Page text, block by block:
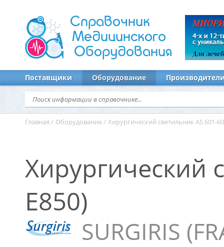
Справочник
Медицинского
Оборудования
Поставщики Оборудование
Главная / Оборудование / Хирургический светильник AS 601-
Хирургический
Е850)
SURGIRIS